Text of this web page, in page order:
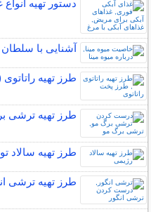
دستور تهیه
آشنایی با
طرز تهیه
طرز تهیه ترشی
طرز تهیه سالاد
طرز تهیه ترشی